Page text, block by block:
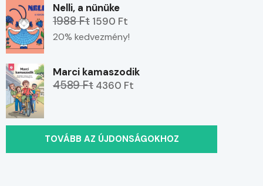
Nelli, a nünüke
1988 Ft 1590 Ft
20% kedvezmény!
Marci kamaszodik
4589 Ft 4360 Ft
TOVÁBB AZ ÚJDONSÁGOKHOZ